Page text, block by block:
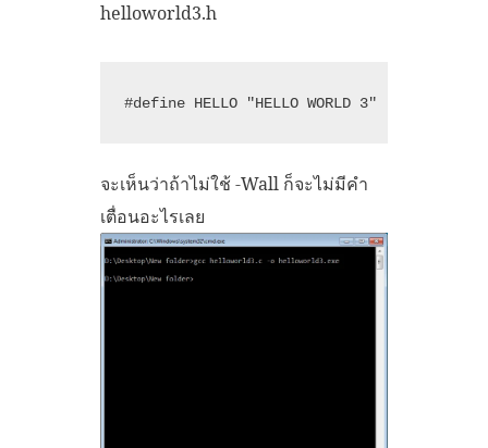
helloworld3.h
จะเห็นว่าถ้าไม่ใช้ -Wall ก็จะไม่มีคำ
เตื่อนอะไรเลย